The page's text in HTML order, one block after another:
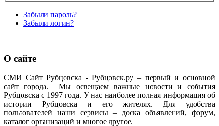
Забыли пароль?
Забыли логин?
О сайте
СМИ Сайт Рубцовска - Рубцовск.ру – первый и основной
сайт города. Мы освещаем важные новости и события
Рубцовска с 1997 года. У нас наиболее полная информация об
истории Рубцовска и его жителях. Для удобства
пользователей наши сервисы – доска объявлений, форум,
каталог организаций и многое другое.